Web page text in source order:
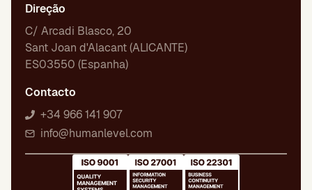
Direção
C/ Arcadi Blasco, 20
Sant Joan d'Alacant (ALICANTE)
ES03550 (Espanha)
Contacto
+34 966 141 907
info@humanlevel.com